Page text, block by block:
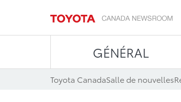
GÉNÉRAL
Toyota CanadaSalle de nouvelles